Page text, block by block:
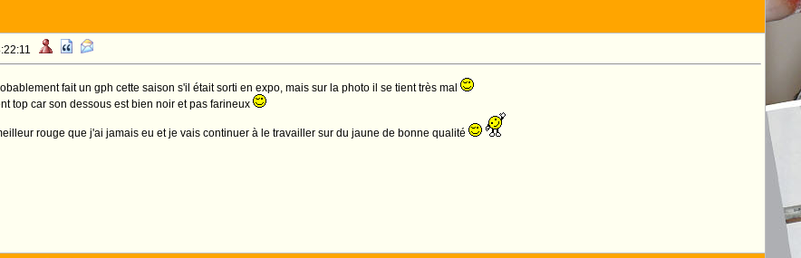
fait un gph cette saison s'il était sorti en expo, mais sur la photo il se tient très mal
top car son dessous est bien noir et pas farineux
rouge que j'ai jamais eu et je vais continuer à le travailler sur du jaune de bonne qualité